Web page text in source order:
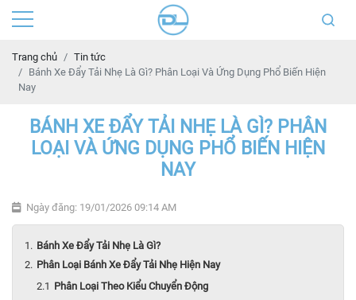
Trang chủ
Tin tức
Bánh Xe Đẩy Tải Nhẹ Là Gì? Phân Loại Và Ứng Dụng Phổ Biến Hiện
Nay
BÁNH XE ĐẨY TẢI NHẸ LÀ GÌ? PHÂN
LOẠI VÀ ỨNG DỤNG PHỔ BIẾN HIỆN
NAY
Ngày đăng: 19/01/2026 09:14 AM
Bánh Xe Đẩy Tải Nhẹ Là Gì?
Phân Loại Bánh Xe Đẩy Tải Nhẹ Hiện Nay
Phân Loại Theo Kiểu Chuyển Động